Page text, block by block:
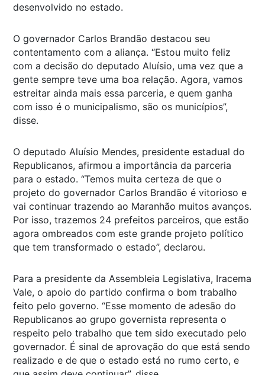
desenvolvido no estado.
O governador Carlos Brandão destacou seu
contentamento com a aliança. “Estou muito feliz
com a decisão do deputado Aluísio, uma vez que a
gente sempre teve uma boa relação. Agora, vamos
estreitar ainda mais essa parceria, e quem ganha
com isso é o municipalismo, são os municípios”,
disse.
O deputado Aluísio Mendes, presidente estadual do
Republicanos, afirmou a importância da parceria
para o estado. “Temos muita certeza de que o
projeto do governador Carlos Brandão é vitorioso e
vai continuar trazendo ao Maranhão muitos avanços.
Por isso, trazemos 24 prefeitos parceiros, que estão
agora ombreados com este grande projeto político
que tem transformado o estado”, declarou.
Para a presidente da Assembleia Legislativa, Iracema
Vale, o apoio do partido confirma o bom trabalho
feito pelo governo. “Esse momento de adesão do
Republicanos ao grupo governista representa o
respeito pelo trabalho que tem sido executado pelo
governador. É sinal de aprovação do que está sendo
realizado e de que o estado está no rumo certo, e